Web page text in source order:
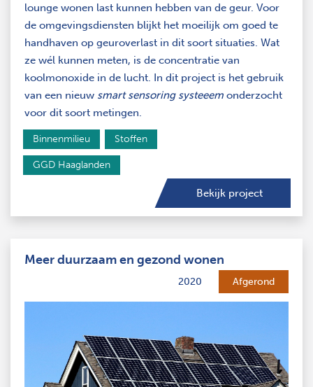
lounge wonen last kunnen hebben van de geur. Voor
de omgevingsdiensten blijkt het moeilijk om goed te
handhaven op geuroverlast in dit soort situaties. Wat
ze wél kunnen meten, is de concentratie van
koolmonoxide in de lucht. In dit project is het gebruik
van een nieuw smart sensoring systeeem onderzocht
voor dit soort metingen.
Binnenmilieu Stoffen
GGD Haaglanden
Bekijk project
Meer duurzaam en gezond wonen
2020 Afgerond